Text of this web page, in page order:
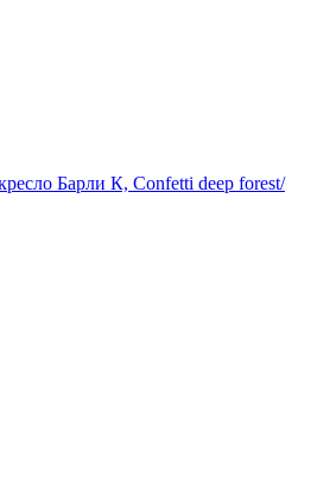
Барли К, Confetti deep forest/